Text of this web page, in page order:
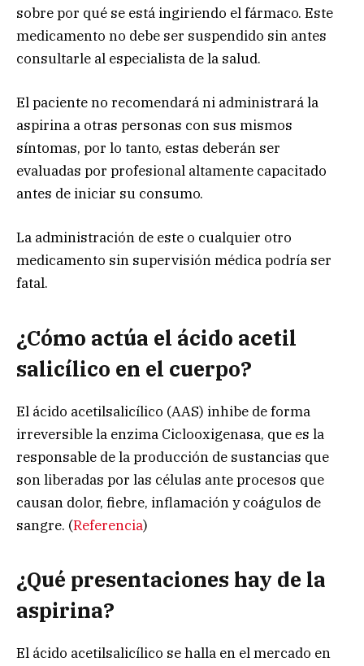
sobre por qué se está ingiriendo el fármaco. Este
medicamento no debe ser suspendido sin antes
consultarle al especialista de la salud.
El paciente no recomendará ni administrará la
aspirina a otras personas con sus mismos
síntomas, por lo tanto, estas deberán ser
evaluadas por profesional altamente capacitado
antes de iniciar su consumo.
La administración de este o cualquier otro
medicamento sin supervisión médica podría ser
fatal.
¿Cómo actúa el ácido acetil
salicílico en el cuerpo?
El ácido acetilsalicílico (AAS) inhibe de forma
irreversible la enzima Ciclooxigenasa, que es la
responsable de la producción de sustancias que
son liberadas por las células ante procesos que
causan dolor, fiebre, inflamación y coágulos de
sangre. (Referencia)
¿Qué presentaciones hay de la
aspirina?
El ácido acetilsalicílico se halla en el mercado en